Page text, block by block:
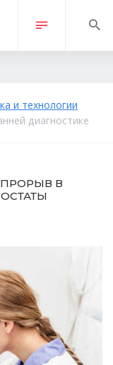
и технологии
диагностике
В